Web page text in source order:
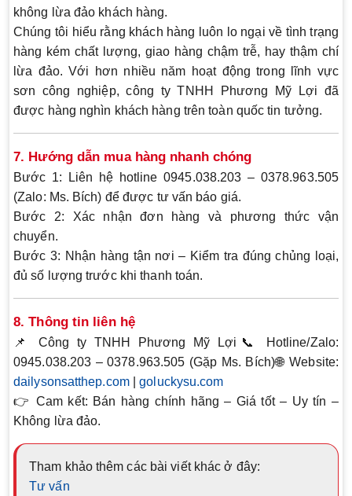
không lừa đảo khách hàng.
Chúng tôi hiểu rằng khách hàng luôn lo ngại về tình trạng
hàng kém chất lượng, giao hàng chậm trễ, hay thậm chí
lừa đảo. Với hơn nhiều năm hoạt động trong lĩnh vực
sơn công nghiệp, công tyTNHH Phương Mỹ Lợi đã
được hàng nghìn khách hàng trên toàn quốc tin tưởng.
7. Hướng dẫn mua hàng nhanh chóng
Bước 1: Liên hệ hotline 0945.038.203 – 0378.963.505
(Zalo: Ms. Bích) để được tư vấn báo giá.
Bước 2: Xác nhận đơn hàng và phương thức vận
chuyển.
Bước 3: Nhận hàng tận nơi – Kiểm tra đúng chủng loại,
đủ số lượng trước khi thanh toán.
8. Thông tin liên hệ
📌 Công ty TNHH Phương Mỹ Lợi 📞 Hotline/Zalo:
0945.038.203 – 0378.963.505 (Gặp Ms. Bích)🌐 Website:
dailysonsatthep.com|goluckysu.com
👉 Cam kết: Bán hàng chính hãng – Giá tốt – Uy tín –
Không lừa đảo.
Tham khảo thêm các bài viết khác ở đây:
Tư vấn